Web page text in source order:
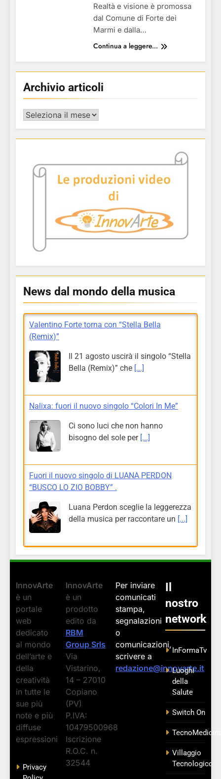
Realtà e visione è promossa
dal Comune di Forte dei
Marmi e dalla…
Continua a leggere...
Archivio articoli
Archivio
News dal mondo della musica
Valentino Forte torna con “Stella Bella
(Remix)”
Il 21 agosto uscirà il singolo “Stella
Bella (Remix)” che [...]
Nalixa: fuori il nuovo singolo “Colori In Me”
Ci sono luci che non hanno
bisogno del sole per [...]
Fuori il nuovo singolo di LUANA PERDON
“BUSCO LO ZIO BOBBY” .
Luana Perdon sceglie la leggerezza
della musica per raccontare un [...]
InnovArte
è un
portale
web
dedicato
al mondo
dell’arte e
della
creatività
in tutte le
sue più
note e più
diffuse
espressioni
Privacy
InnovArte
è un
prodotto
edito da
RBM
Group Srls
Via
Vistarino,
14 – 27010
Copiano
(PV)
P.IVA:
10479500968
Iscrizione
R.O.C. n.
32544
Per inviare
comunicati
stampa,
segnalazioni
o
comunicazioni,
scrivere a
redazione@innovarte.it
Il
nostro
network
InFormaTv
Luoghi
della
Salute
Switch On
Villaggio
Tecnologico